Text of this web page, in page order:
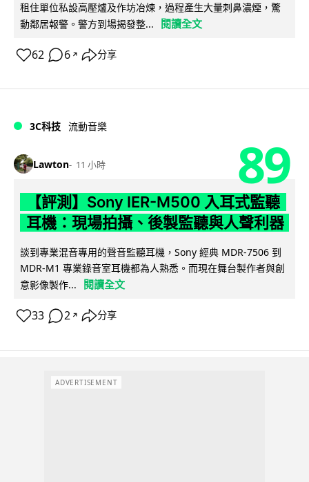
租住單位私設高壓爐及作坊冶煉，過程產生大量刺鼻濃煙，驚
動鄰居報警。警方到場揭發整...
閱讀全文
62 6 ↗ 分享
3C科技 流動音樂
Lawton 11 小時 89
【評測】Sony IER-M500 入耳式監聽
耳機：現場拍攝、後製監聽與人聲利器
談到專業混音專用的聲音監聽耳機，Sony 經典 MDR-7506 到
MDR-M1 專業錄音室耳機都為人熟悉。而現在舞台製作者與創
意影像製作...
閱讀全文
33 2 ↗ 分享
ADVERTISEMENT